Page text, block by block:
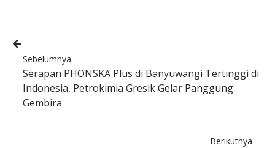
Sebelumnya
Serapan PHONSKA Plus di Banyuwangi Tertinggi di
Indonesia, Petrokimia Gresik Gelar Panggung
Gembira
Berikutnya